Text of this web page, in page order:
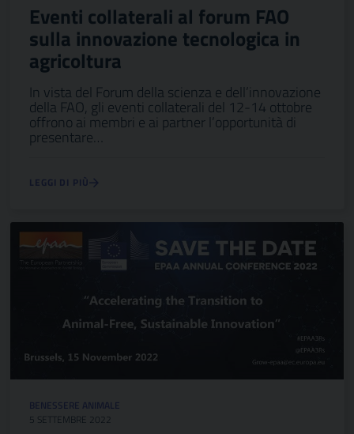
Eventi collaterali al forum FAO
sulla innovazione tecnologica in
agricoltura
In vista del Forum della scienza e dell’innovazione
della FAO, gli eventi collaterali del 12-14 ottobre
offrono ai membri e ai partner l’opportunità di
presentare…
LEGGI DI PIÙ
BENESSERE ANIMALE
5 SETTEMBRE 2022